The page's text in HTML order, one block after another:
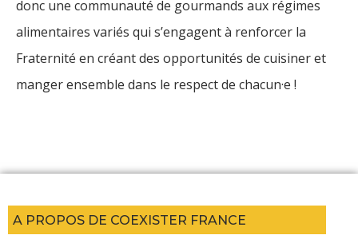
donc une communauté de gourmands aux régimes
alimentaires variés qui s’engagent à renforcer la
Fraternité en créant des opportunités de cuisiner et
manger ensemble dans le respect de chacun·e !
A PROPOS DE COEXISTER FRANCE